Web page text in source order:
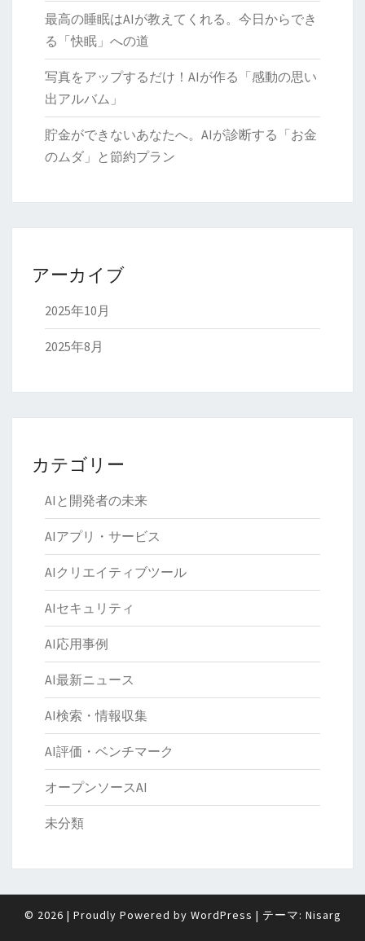
最高の睡眠はAIが教えてくれる。今日からでき
る「快眠」への道
写真をアップするだけ！AIが作る「感動の思い
出アルバム」
貯金ができないあなたへ。AIが診断する「お金
のムダ」と節約プラン
アーカイブ
2025年10月
2025年8月
カテゴリー
AIと開発者の未来
AIアプリ・サービス
AIクリエイティブツール
AIセキュリティ
AI応用事例
AI最新ニュース
AI検索・情報収集
AI評価・ベンチマーク
オープンソースAI
未分類
© 2026 | Proudly Powered by WordPress | テーマ: Nisarg